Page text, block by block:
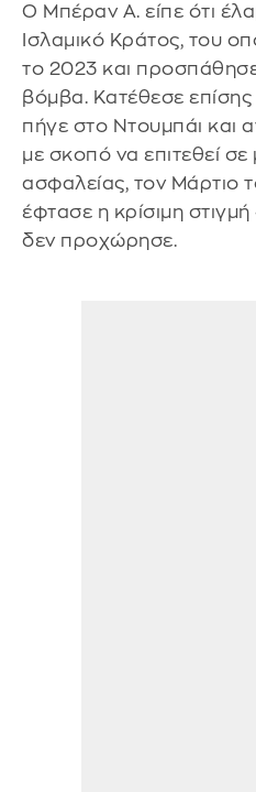
Ο Μπέραν Α. είπε ότι
Ισλαμικό Κράτος, του
το 2023 και
βόμβα. Κατέθεσε επίσης
πήγε στο Ντουμπάι και
με σκοπό να επιτεθεί
ασφαλείας, τον Μάρτιο
έφτασε η κρίσιμη
δεν προχώρησε.